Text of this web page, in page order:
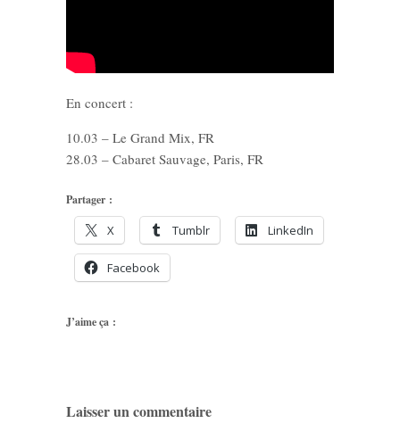
En concert :
10.03 – Le Grand Mix, FR
28.03 – Cabaret Sauvage, Paris, FR
Partager :
X Tumblr LinkedIn
Facebook
J’aime ça :
Laisser un commentaire